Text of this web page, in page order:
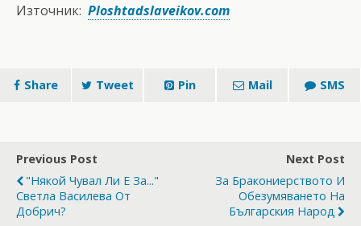
Източник: Рloshtadslaveikov.com
Share Tweet Pin Mail SMS
Previous Post
"Някой Чувал Ли Е За..."
Светла Василева От
Добрич?
Next Post
За Бракониерството И
Обезумяването На
Българския Народ